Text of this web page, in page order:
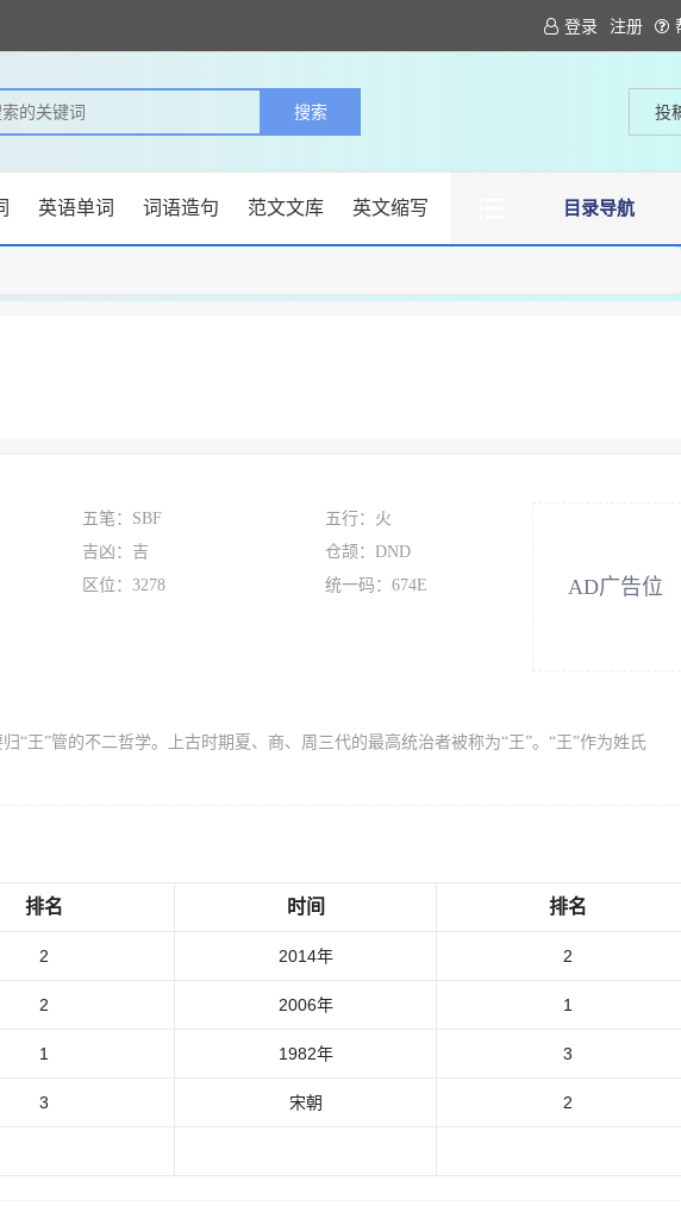
登录 注册
投
目录导航
英语单词 词语造句 范文文库 英文缩写
五笔：SBF
五行：火
吉凶：吉
仓颉：DND
区位：3278 统一码：674E
王”管的不二哲学。上古时期夏、商、周三代的最高统治者被称为“王”。“王”作为姓氏
AD广告位
排名 时间 排名
2 2014年 2
2 2006年 1
1 1982年 3
3 宋朝 2